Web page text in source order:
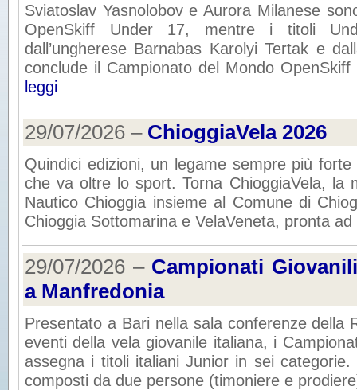
Sviatoslav Yasnolobov e Aurora Milanese
OpenSkiff Under 17, mentre i titoli
dall’ungherese Barnabas Karolyi Tertak e
conclude il Campionato del Mondo
leggi
29/07/2026 – ChioggiaVela 2026
Quindici edizioni, un legame sempre più
che va oltre lo sport. Torna ChioggiaVela, la
Nautico Chioggia insieme al Comune di
Chioggia Sottomarina e VelaVeneta, pronta
29/07/2026 – Campionati
a Manfredonia
Presentato a Bari nella sala conferenze della
eventi della vela giovanile italiana, i
assegna i titoli italiani Junior in sei
composti da due persone (timoniere e